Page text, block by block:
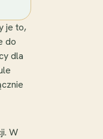
je to,
do
dla
W